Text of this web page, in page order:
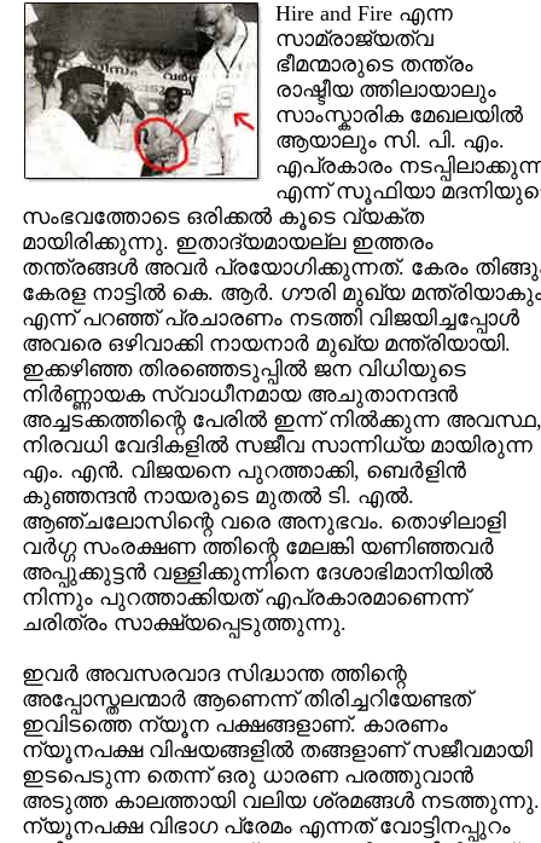
Hire and Fire എന്ന
സാമ്രാജ്യത്വ
ഭീമന്മാരുടെ തന്ത്രം
രാഷ്ടീയ ത്തിലായാലും
സാംസ്കാരിക മേഖലയില്‍
ആയാലും സി. പി. എം.
എപ്രകാരം
എന്ന് സൂഫിയാ
സംഭവത്തോടെ ഒരിക്കല്‍ കൂടെ വ്യക്ത
മായിരിക്കുന്നു. ഇതാദ്യമായല്ല ഇത്തരം
തന്ത്രങ്ങള്‍ അവര്‍ പ്രയോഗിക്കുന്നത്‌. കേരം
കേരള നാട്ടില്‍ കെ. ആര്‍. ഗൗരി മുഖ്യ
എന്ന് പറഞ്ഞ്‌ പ്രചാരണം നടത്തി വിജയിച്ചപ്പോള്‍
അവരെ ഒഴിവാക്കി നായനാര്‍ മുഖ്യ മന്ത്രിയായി.
ഇക്കഴിഞ്ഞ തിരഞ്ഞെടുപ്പില്‍ ജന വിധിയുടെ
നിര്‍ണ്ണായക സ്വാധീനമായ അചുതാനന്ദന്‍
അച്ചടക്കത്തിന്റെ പേരില്‍ ഇന്ന് നില്‍ക്കുന്ന അവസ്ഥ,
നിരവധി വേദികളില്‍ സജീവ സാന്നിധ്യ മായിരുന്ന
എം. എന്‍. വിജയനെ പുറത്താക്കി, ബെര്‍ളിന്‍
കുഞ്ഞന്ദന്‍ നായരുടെ മുതല്‍ ടി. എല്‍.
ആഞ്ചലോസിന്റെ വരെ അനുഭവം. തൊഴിലാളി
വര്‍ഗ്ഗ സംരക്ഷണ ത്തിന്റെ മേലങ്കി യണിഞ്ഞവര്‍
അപ്പുക്കുട്ടന്‍ വള്ളിക്കുന്നിനെ ദേശാഭിമാനിയില്‍
നിന്നും പുറത്താക്കിയത്‌ എപ്രകാരമാണെന്ന്
ചരിത്രം സാക്ഷ്യപ്പെടുത്തുന്നു.
ഇവര്‍ അവസരവാദ സിദ്ധാന്ത ത്തിന്റെ
അപ്പോസ്തലന്മാര്‍ ആണെന്ന് തിരിച്ചറിയേണ്ടത്‌
ഇവിടത്തെ ന്യൂന പക്ഷങ്ങളാണ്‌. കാരണം
ന്യൂനപക്ഷ വിഷയങ്ങളില്‍ തങ്ങളാണ്‌ സജീവമായി
ഇടപെടുന്ന തെന്ന് ഒരു ധാരണ പരത്തുവാന്‍
അടുത്ത കാലത്തായി വലിയ ശ്രമങ്ങള്‍ നടത്തുന്നു.
ന്യൂനപക്ഷ വിഭാഗ പ്രേമം എന്നത്‌ വോട്ടിനപ്പുറം